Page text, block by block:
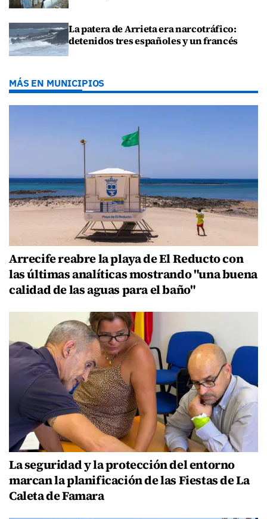
La patera de Arrieta era narcotráfico:
detenidos tres españoles y un francés
MÁS EN MUNICIPIOS
Arrecife reabre la playa de El Reducto con
las últimas analíticas mostrando "una buena
calidad de las aguas para el baño"
La seguridad y la protección del entorno
marcan la planificación de las Fiestas de La
Caleta de Famara